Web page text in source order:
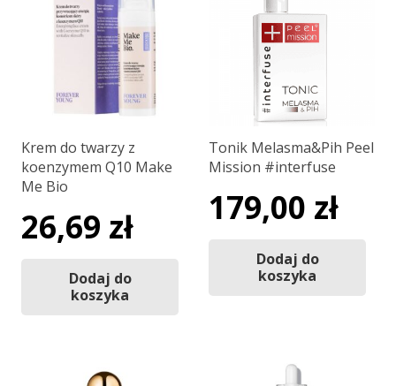
Krem do twarzy z
koenzymem Q10 Make
Me Bio
26,69 zł
Dodaj do
koszyka
Tonik Melasma&Pih Peel
Mission #interfuse
179,00 zł
Dodaj do
koszyka